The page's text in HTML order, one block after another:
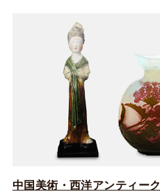
中国美術・西洋アンティーク